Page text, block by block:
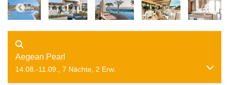
Aegean Pearl
14.08.-11.09., 7 Nächte, 2 Erw.